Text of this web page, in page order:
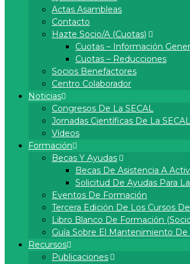
Actas Asambleas
Contacto
Hazte Socio/a (cuotas)
Cuotas – Información
Cuotas – Reducciones
Socios Benefactores
Centro Colaborador
Noticias
Congresos De La SECAL
Jornadas Científicas De La SECAL
Vídeos
Formación
Becas Y Ayudas
Becas De Asistencia A
Solicitud De Ayudas Para
Eventos De Formación
Tercera Edición De Los Cursos
Libro Blanco De Formación
Guía Sobre El Mantenimiento De
Recursos
Publicaciones